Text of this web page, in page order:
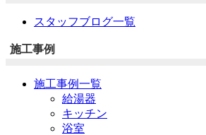
スタッフブログ一覧
施工事例
施工事例一覧
給湯器
キッチン
浴室